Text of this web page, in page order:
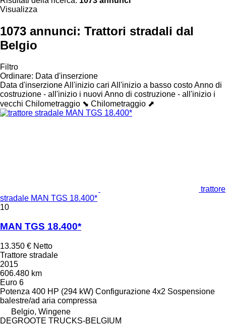
Visualizza
1073 annunci: Trattori stradali dal
Belgio
Filtro
Ordinare: Data d'inserzione
Data d'inserzioneAll'inizio cari All'inizio a basso costoAnno di
costruzione - all'inizio i nuovi Anno di costruzione - all'inizio i
vecchi Chilometraggio ⬊ Chilometraggio ⬈
trattore
stradale MAN TGS 18.400*
10
MAN TGS 18.400*
13.350 € Netto
Trattore stradale
2015
606.480 km
Euro 6
Potenza 400 HP (294 kW) Configurazione 4x2 Sospensione
balestre/ad aria compressa
Belgio, Wingene
DEGROOTE TRUCKS-BELGIUM